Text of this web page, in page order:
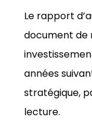
Le rapport
document de
années
stratégique,
lecture.